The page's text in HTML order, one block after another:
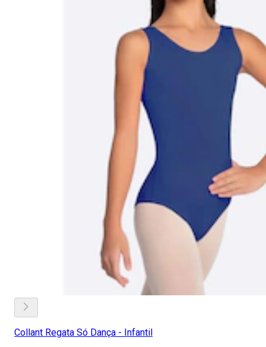
Collant Regata Só Dança - Infantil